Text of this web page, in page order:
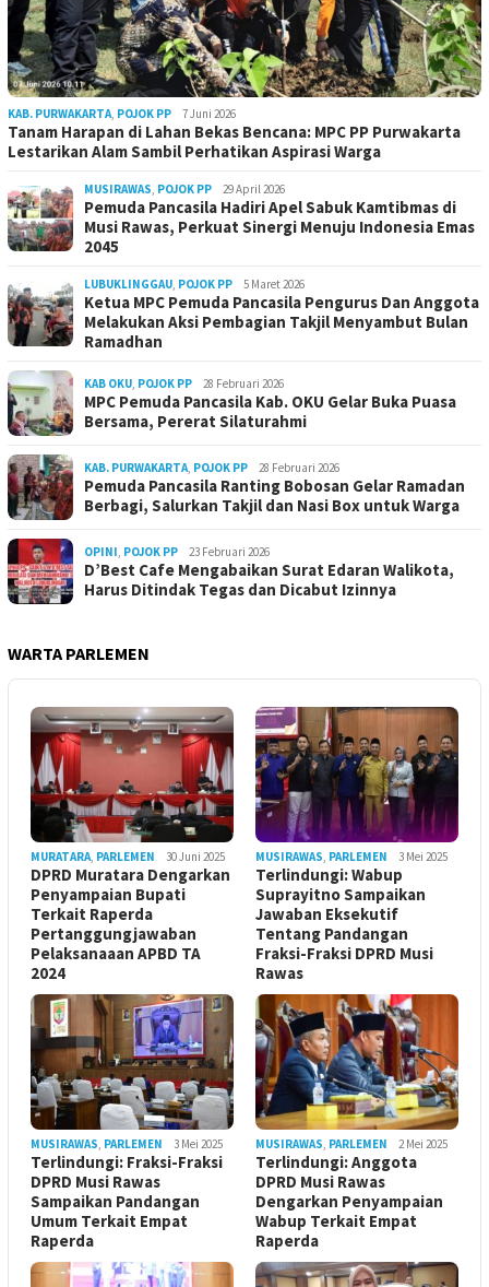
KAB. PURWAKARTA POJOK PP 7 Juni 2026
Tanam Harapan di Lahan Bekas Bencana: MPC PP Purwakarta
Lestarikan Alam Sambil Perhatikan Aspirasi Warga
MUSIRAWAS POJOK PP 29 April 2026
Pemuda Pancasila Hadiri Apel Sabuk Kamtibmas di
Musi Rawas, Perkuat Sinergi Menuju Indonesia Emas
2045
LUBUKLINGGAU POJOK PP 5 Maret 2026
Ketua MPC Pemuda Pancasila Pengurus Dan Anggota
Melakukan Aksi Pembagian Takjil Menyambut Bulan
Ramadhan
KAB OKU POJOK PP 28 Februari 2026
MPC Pemuda Pancasila Kab. OKU Gelar Buka Puasa
Bersama, Pererat Silaturahmi
KAB. PURWAKARTA POJOK PP 28 Februari 2026
Pemuda Pancasila Ranting Bobosan Gelar Ramadan
Berbagi, Salurkan Takjil dan Nasi Box untuk Warga
OPINI POJOK PP 23 Februari 2026
D’Best Cafe Mengabaikan Surat Edaran Walikota,
Harus Ditindak Tegas dan Dicabut Izinnya
WARTA PARLEMEN
MURATARA PARLEMEN 30 Juni 2025
DPRD Muratara Dengarkan
Penyampaian Bupati
Terkait Raperda
Pertanggungjawaban
Pelaksanaaan APBD TA
2024
MUSIRAWAS PARLEMEN 3 Mei 2025
Terlindungi: Wabup
Suprayitno Sampaikan
Jawaban Eksekutif
Tentang Pandangan
Fraksi-Fraksi DPRD Musi
Rawas
MUSIRAWAS PARLEMEN 3 Mei 2025
Terlindungi: Fraksi-Fraksi
DPRD Musi Rawas
Sampaikan Pandangan
Umum Terkait Empat
Raperda
MUSIRAWAS PARLEMEN 2 Mei 2025
Terlindungi: Anggota
DPRD Musi Rawas
Dengarkan Penyampaian
Wabup Terkait Empat
Raperda